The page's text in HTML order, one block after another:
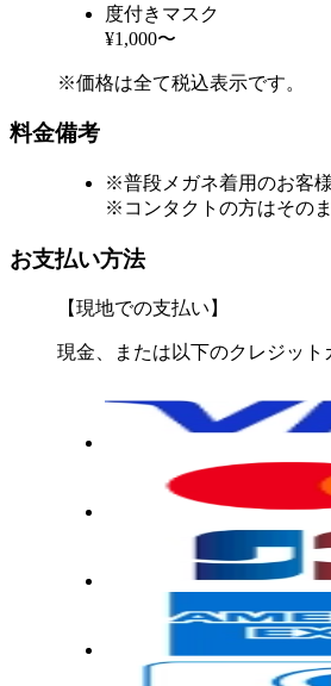
度付きマスク
¥1,000〜
※価格は全て税込表示です。
料金備考
※普段メガネ着用のお客
※コンタクトの方はその
お支払い方法
【現地での支払い】
現金、または以下のクレジット